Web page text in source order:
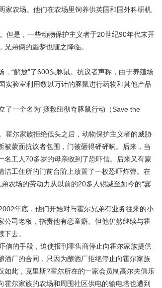
农场。他们在农场里饲养供英国和国外科研机
是，一些动物保护主义者于20世纪90年代末开
弟俩的噩梦也随之降临。
“解放”了600头豚鼠。抗议者声称，由于养殖场
实验室利用数以万计的豚鼠进行药物和其他产品
一个名为“拯救纽彻奇豚鼠行动（Save the
尔家族拒绝低头之后，动物保护主义者的威胁
蒙面抗议者包围，门被砸得砰砰响。后来，当
工人70多岁的母亲收到了恐吓信。后来又有蒙
工住所的门前台阶上放置了一枚恐吓炸弹。在
农场的劳动力从以前的20多人锐减至如今的“寥
年底，他们开始对与霍尔兄弟有业务往来的小
司老板，指责他有恋童癖。但他仍然继续与霍
去。
的手段，迫使报刊零售商停止向霍尔家族提供
厂的合同，只因为酿酒厂拒绝停止向霍尔家族
此，克里斯?霍尔所在的一家会员制高尔夫俱乐
尔家族的农场和周围社区供电的输电塔也遭到